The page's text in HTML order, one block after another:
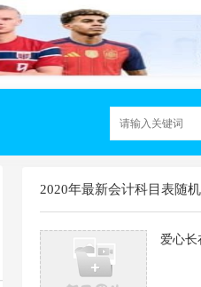
2020年最新会计科目表随
爱心长